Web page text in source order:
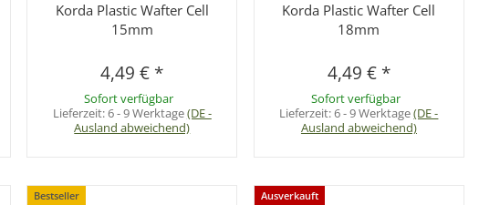
Korda Plastic Wafter Cell
15mm
4,49 € *
Sofort verfügbar
Lieferzeit:6 - 9 Werktage(DE -
Ausland abweichend)
Korda Plastic Wafter Cell
18mm
4,49 € *
Sofort verfügbar
Lieferzeit:6 - 9 Werktage(DE -
Ausland abweichend)
Bestseller Ausverkauft